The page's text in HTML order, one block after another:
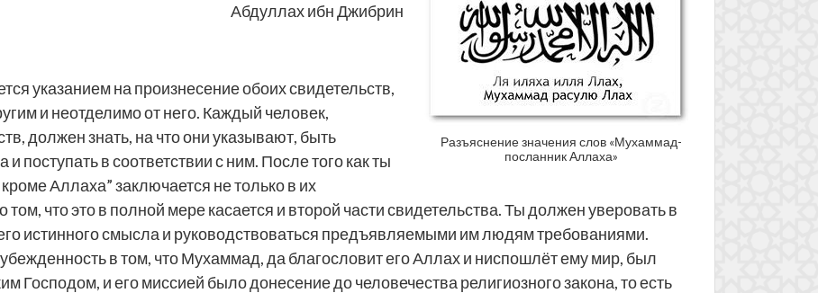
Разъяснение значения слов «Мухаммад-
посланник Аллаха»
Абдуллах ибн Джибрин
указанием на произнесение обоих свидетельств,
и неотделимо от него. Каждый человек,
должен знать, на что они указывают, быть
поступать в соответствии с ним. После того как ты
Аллаха” заключается не только в их
том, что это в полной мере касается и второй части свидетельства. Ты должен уверовать в
истинного смысла и руководствоваться предъявляемыми им людям требованиями.
в том, что Мухаммад, да благословит его Аллах и ниспошлёт ему мир, был
Господом, и его миссией было донесение до человечества религиозного закона, то есть